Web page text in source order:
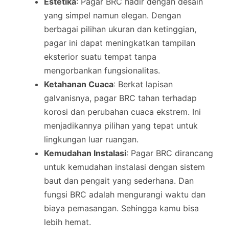
yang simpel namun elegan. Dengan
berbagai pilihan ukuran dan ketinggian,
pagar ini dapat meningkatkan tampilan
eksterior suatu tempat tanpa
mengorbankan fungsionalitas.
Ketahanan Cuaca: Berkat lapisan
galvanisnya, pagar BRC tahan terhadap
korosi dan perubahan cuaca ekstrem. Ini
menjadikannya pilihan yang tepat untuk
lingkungan luar ruangan.
Kemudahan Instalasi: Pagar BRC dirancang
untuk kemudahan instalasi dengan sistem
baut dan pengait yang sederhana. Dan
fungsi BRC adalah mengurangi waktu dan
biaya pemasangan. Sehingga kamu bisa
lebih hemat.